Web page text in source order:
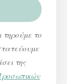
τηρούμε το
της